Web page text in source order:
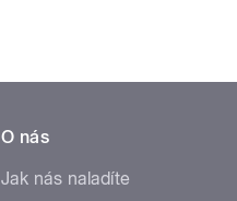
O nás
Jak nás naladíte